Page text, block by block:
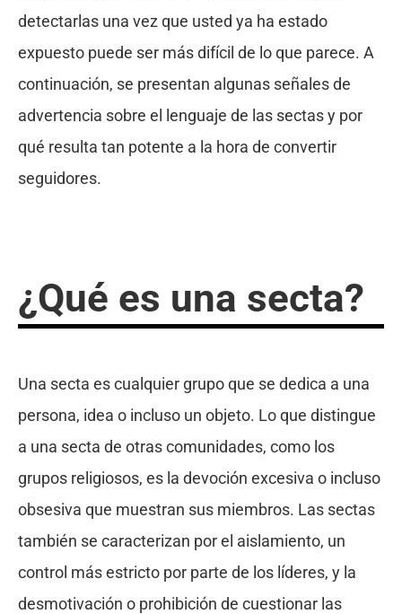
detectarlas una vez que usted ya ha estado
expuesto puede ser más difícil de lo que parece. A
continuación, se presentan algunas señales de
advertencia sobre el lenguaje de las sectas y por
qué resulta tan potente a la hora de convertir
seguidores.
¿Qué es una secta?
Una secta es cualquier grupo que se dedica a una
persona, idea o incluso un objeto. Lo que distingue
a una secta de otras comunidades, como los
grupos religiosos, es la devoción excesiva o incluso
obsesiva que muestran sus miembros. Las sectas
también se caracterizan por el aislamiento, un
control más estricto por parte de los líderes, y la
desmotivación o prohibición de cuestionar las